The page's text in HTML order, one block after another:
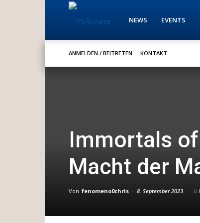
PS4source
NEWS EVENTS
ANMELDEN / BEITRETEN KONTAKT
Immortals
Macht der
Von fenomeno0chris - 8. September 2023